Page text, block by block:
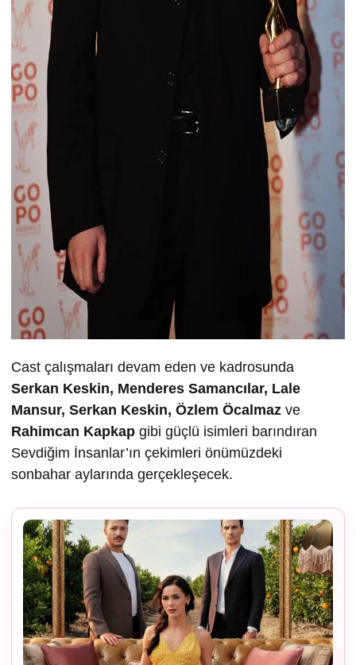
Cast çalışmaları devam eden ve kadrosunda
Serkan Keskin, Menderes Samancılar, Lale
Mansur, Serkan Keskin, Özlem Öcalmaz ve
Rahimcan Kapkap gibi güçlü isimleri barındıran
Sevdiğim İnsanlar’ın çekimleri önümüzdeki
sonbahar aylarında gerçekleşecek.